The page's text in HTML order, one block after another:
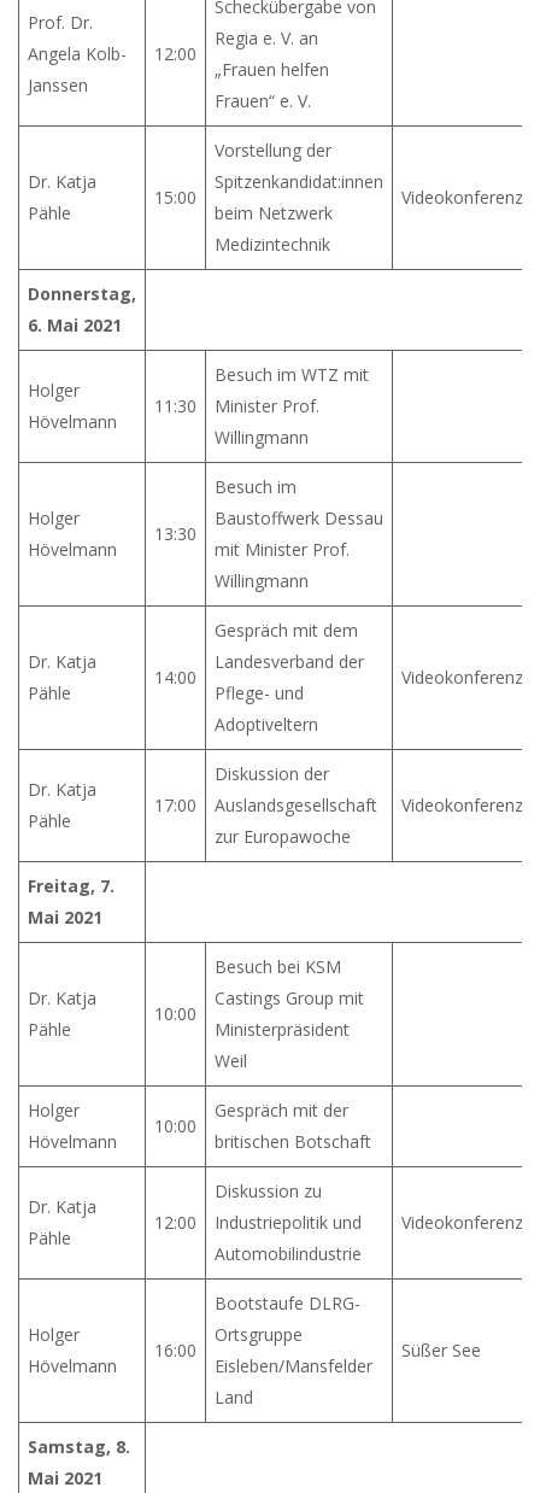
Prof. Dr.
Angela Kolb-
Janssen
12:00
Scheckübergabe von
Regia e. V. an
„Frauen helfen
Frauen“ e. V.
Dr. Katja
Pähle
15:00
Vorstellung der
Spitzenkandidat:innen
beim Netzwerk
Medizintechnik
Videokonferenz
Donnerstag,
6. Mai 2021
Holger
Hövelmann
11:30
Besuch im WTZ mit
Minister Prof.
Willingmann
Holger
Hövelmann
13:30
Besuch im
Baustoffwerk Dessau
mit Minister Prof.
Willingmann
Dr. Katja
Pähle
14:00
Gespräch mit dem
Landesverband der
Pflege- und
Adoptiveltern
Videokonferenz
Dr. Katja
Pähle
17:00
Diskussion der
Auslandsgesellschaft
zur Europawoche
Videokonferenz
Freitag, 7.
Mai 2021
Dr. Katja
Pähle
10:00
Besuch bei KSM
Castings Group mit
Ministerpräsident
Weil
Holger
Hövelmann
10:00
Gespräch mit der
britischen Botschaft
Dr. Katja
Pähle
12:00
Diskussion zu
Industriepolitik und
Automobilindustrie
Videokonferenz
Holger
Hövelmann
16:00
Bootstaufe DLRG-
Ortsgruppe
Eisleben/Mansfelder
Land
Süßer See
Samstag, 8.
Mai 2021